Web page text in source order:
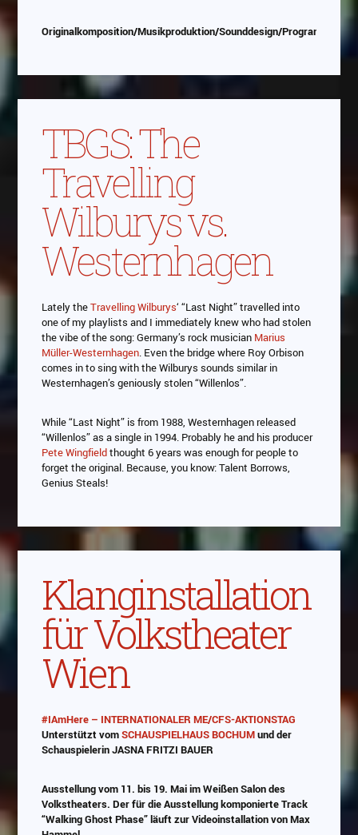
Originalkomposition/Musikproduktion/Sounddesign/
TBGS: The
Travelling
Wilburys vs.
Westernhagen
Lately theTravelling Wilburys‘ “Last Night” travelled into
one of my playlists and I immediately knew who had stolen
the vibe of the song: Germany’s rock musician Marius
Müller-Westernhagen. Even the bridge where Roy Orbison
comes in to sing with the Wilburys sounds similar in
Westernhagen’s geniously stolen “Willenlos”.
While “Last Night” is from 1988, Westernhagen released
“Willenlos” as a single in 1994. Probably he and his producer
Pete Wingfieldthought 6 years was enough for people to
forget the original. Because, you know: Talent Borrows,
Genius Steals!
Abspielen
abespielt. Es gilt dieDatenschutzerklärung von
Google
Abspielen
abespielt. Es gilt dieDatenschutzerklärung von
Google
Klanginstallation
für Volkstheater
Wien
#IAmHere – INTERNATIONALER ME/CFS-AKTIONSTAG
Unterstützt vomSCHAUSPIELHAUS BOCHUMund der
Schauspielerin JASNA FRITZI BAUER
Ausstellung vom 11. bis 19. Mai im Weißen Salon des
Volkstheaters. Der für die Ausstellung komponierte Track
“Walking Ghost Phase” läuft zur Videoinstallation von Max